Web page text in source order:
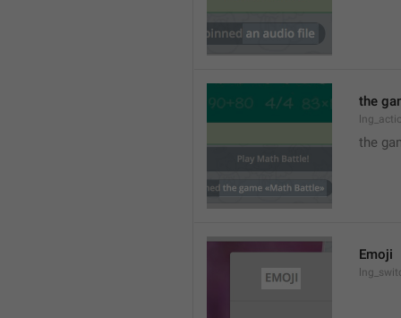
the
the
Emoji